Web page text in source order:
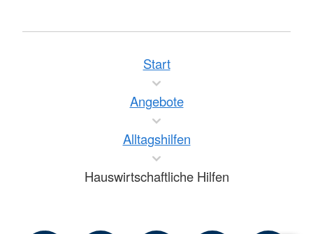
Start
Angebote
Alltagshilfen
Hauswirtschaftliche Hilfen